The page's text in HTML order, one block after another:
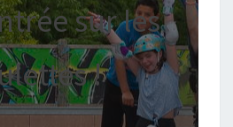
sur les
!